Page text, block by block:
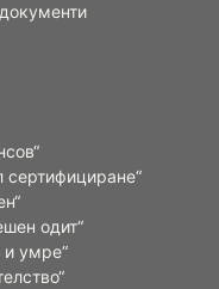
сертифициране“
одит“
умре“